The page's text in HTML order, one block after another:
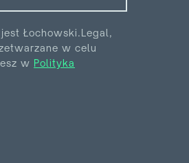
Łochowski.Legal,
w celu
w Polityka